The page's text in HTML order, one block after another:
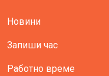
Новини
Запиши час
Работно време